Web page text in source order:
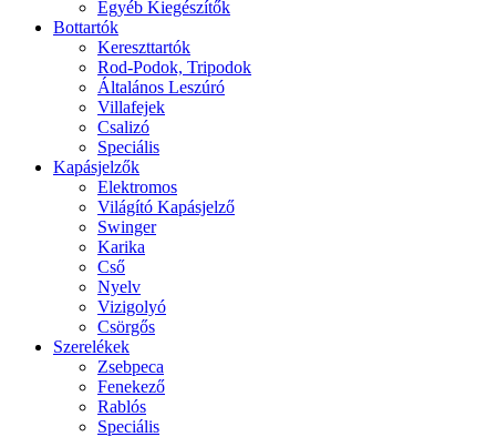
Egyéb Kiegészítők
Bottartók
Kereszttartók
Rod-Podok, Tripodok
Általános Leszúró
Villafejek
Csalizó
Speciális
Kapásjelzők
Elektromos
Világító Kapásjelző
Swinger
Karika
Cső
Nyelv
Vizigolyó
Csörgős
Szerelékek
Zsebpeca
Fenekező
Rablós
Speciális